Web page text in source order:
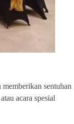
sentuhan
acara spesial